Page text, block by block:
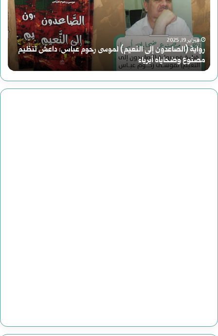
إلى
النعيم)
لموسى
رحوم
عباس:
فبراير 19, 2025
رواية (الصاعدون إلى النعيم) لموسى رحوم عباس: داعش تنظيم
مصنوع وضحاياه أبرياء